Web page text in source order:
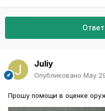
Juliy
Опубликовано May
Прошу помощи в оценке